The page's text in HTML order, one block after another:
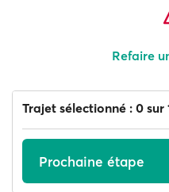
Refaire
Trajet sélectionné : 0 sur
Prochaine étape